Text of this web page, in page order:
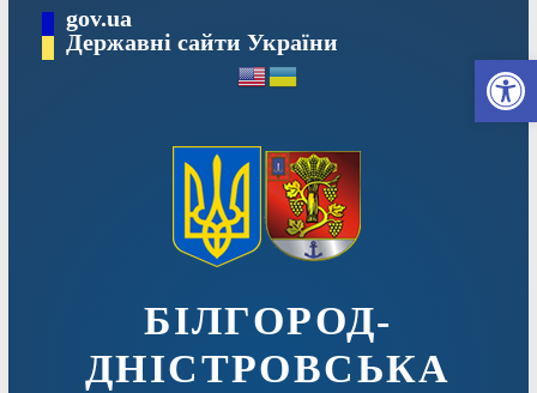
вмісту
gov.ua
Державні сайти України
БІЛГОРОД-
ДНІСТРОВСЬКА